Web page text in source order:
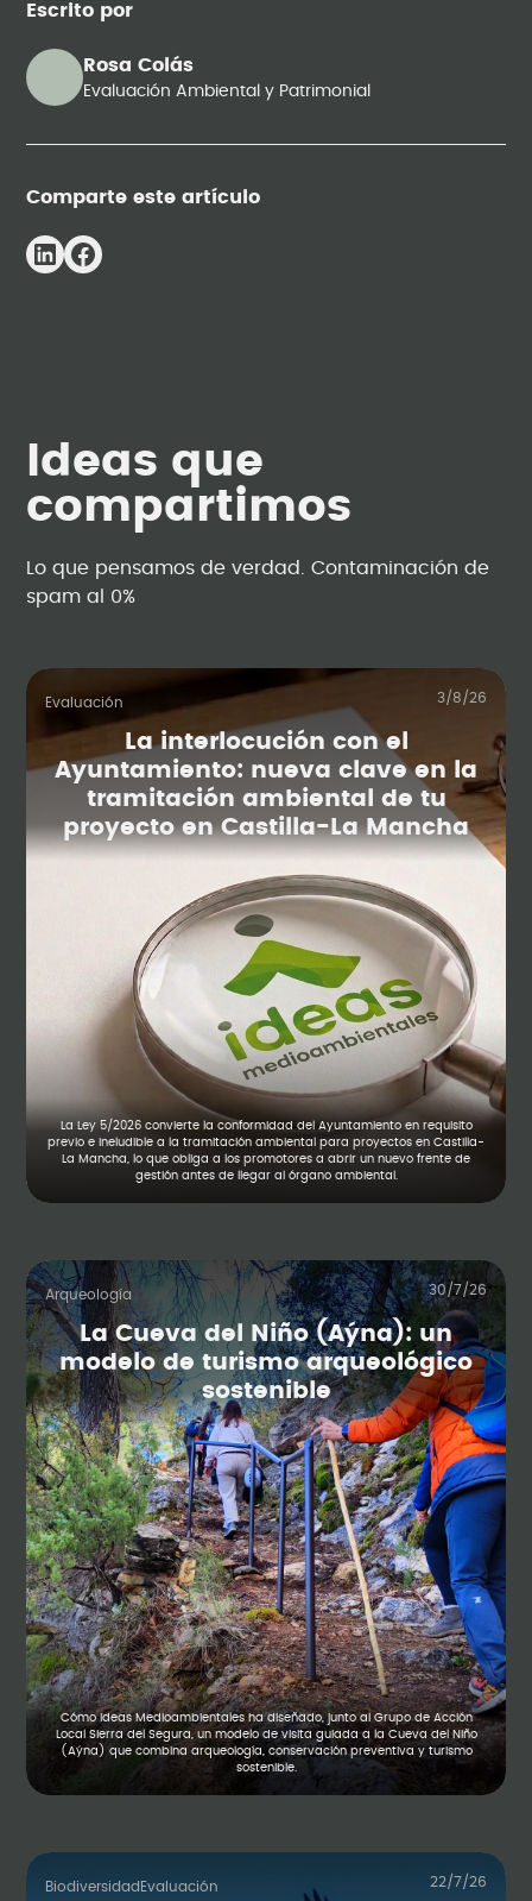
Escrito por
Rosa Colás
Evaluación Ambiental y Patrimonial
Comparte este artículo
Ideas que
compartimos
Lo que pensamos de verdad. Contaminación de
spam al 0%
Evaluación 3/8/26
La interlocución con el
Ayuntamiento: nueva clave en la
tramitación ambiental de tu
proyecto en Castilla-La Mancha
La Ley 5/2026 convierte la conformidad del Ayuntamiento en requisito
previo e ineludible a la tramitación ambiental para proyectos en Castilla-
La Mancha, lo que obliga a los promotores a abrir un nuevo frente de
gestión antes de llegar al órgano ambiental.
Arqueología 30/7/26
La Cueva del Niño (Aýna): un
modelo de turismo arqueológico
sostenible
Cómo Ideas Medioambientales ha diseñado, junto al Grupo de Acción
Local Sierra del Segura, un modelo de visita guiada a la Cueva del Niño
(Aýna) que combina arqueología, conservación preventiva y turismo
sostenible.
Biodiversidad Evaluación 22/7/26